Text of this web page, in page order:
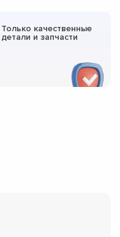
Только качественные
детали и запчасти